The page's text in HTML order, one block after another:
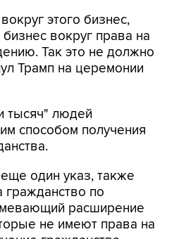
этого бизнес,
вокруг права на
Так это не должно
Трамп на церемонии
тысяч" людей
способом получения
один указ, также
по
расширение
не имеют права на